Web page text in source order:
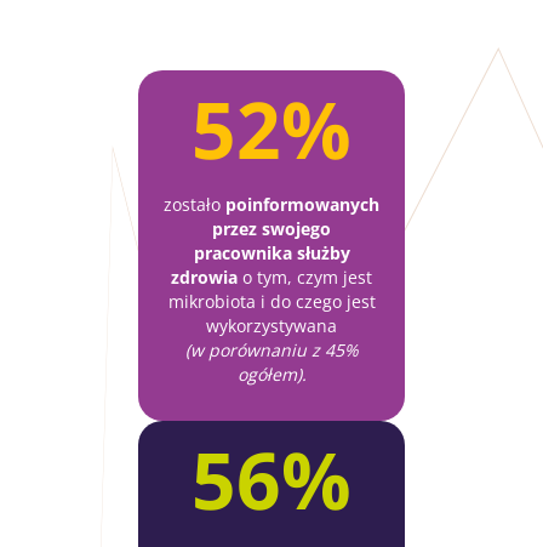
52%
zostało poinformowanych
przez swojego
pracownika służby
zdrowia o tym, czym jest
mikrobiota i do czego jest
wykorzystywana
(w porównaniu z 45%
ogółem).
56%
Nie odchodź tak